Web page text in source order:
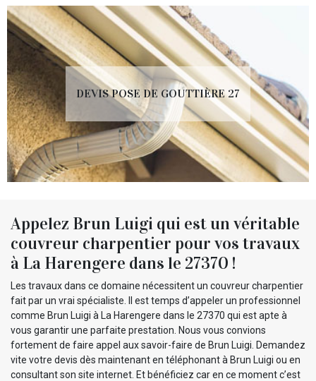
DEVIS POSE DE GOUTTIÈRE 27
Appelez Brun Luigi qui est un véritable
couvreur charpentier pour vos travaux
à La Harengere dans le 27370 !
Les travaux dans ce domaine nécessitent un couvreur charpentier
fait par un vrai spécialiste. Il est temps d’appeler un professionnel
comme Brun Luigi à La Harengere dans le 27370 qui est apte à
vous garantir une parfaite prestation. Nous vous convions
fortement de faire appel aux savoir-faire de Brun Luigi. Demandez
vite votre devis dès maintenant en téléphonant à Brun Luigi ou en
consultant son site internet. Et bénéficiez car en ce moment c’est